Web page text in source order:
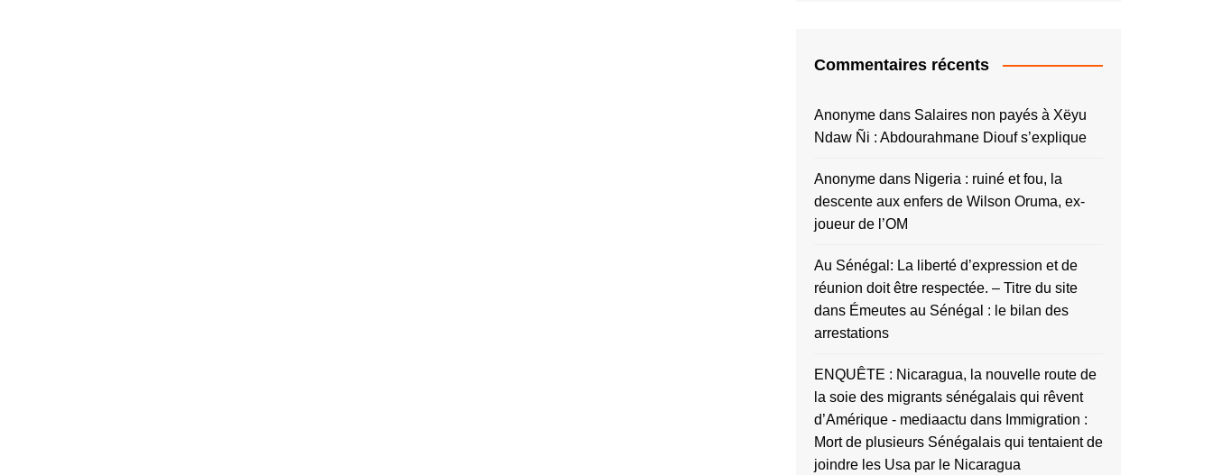
Commentaires récents
Anonyme dans Salaires non payés à Xëyu
Ndaw Ñi : Abdourahmane Diouf s’explique
Anonyme dans Nigeria : ruiné et fou, la
descente aux enfers de Wilson Oruma, ex-
joueur de l’OM
Au Sénégal: La liberté d’expression et de
réunion doit être respectée. – Titre du site
dans Émeutes au Sénégal : le bilan des
arrestations
ENQUÊTE : Nicaragua, la nouvelle route de
la soie des migrants sénégalais qui rêvent
d’Amérique - mediaactu dans Immigration :
Mort de plusieurs Sénégalais qui tentaient de
joindre les Usa par le Nicaragua